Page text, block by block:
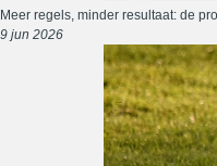
Meer regels, minder resultaat: de
9 jun 2026